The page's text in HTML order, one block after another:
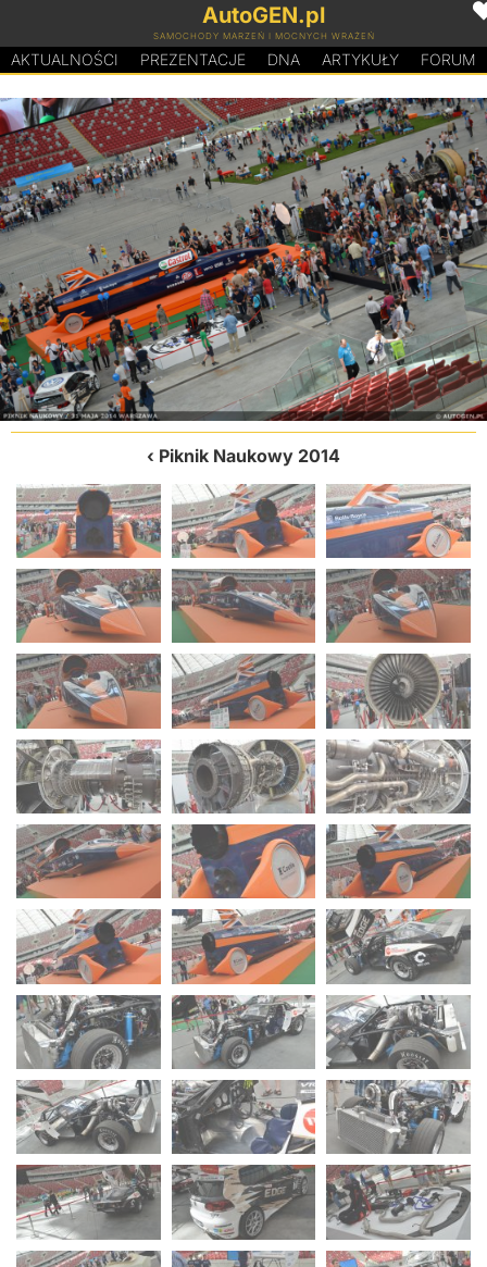
AutoGEN.pl
SAMOCHODY MARZEŃ I MOCNYCH WRAŻEŃ
AKTUALNOŚCI PREZENTACJE DNA ARTYKUŁY FORUM
Piknik Naukowy 2014